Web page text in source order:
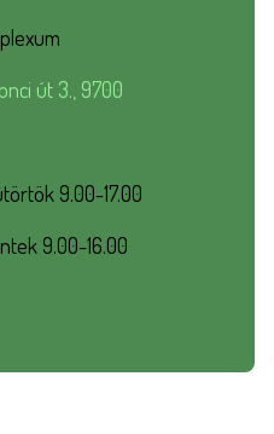
út 3., 9700
9.00-17.00
9.00-16.00